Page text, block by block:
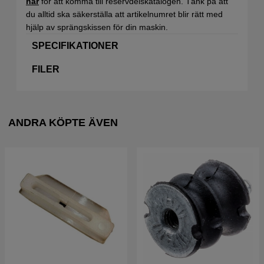
du alltid ska säkerställa att artikelnumret blir rätt med
hjälp av sprängskissen för din maskin.
SPECIFIKATIONER
FILER
ANDRA KÖPTE ÄVEN